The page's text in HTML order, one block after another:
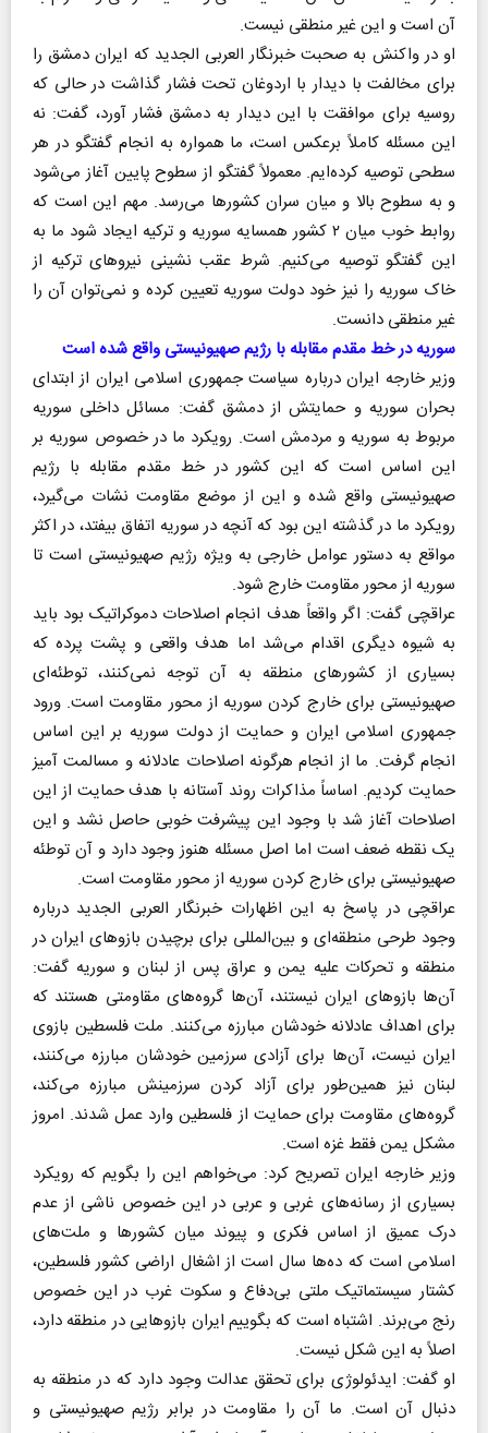
آن است و این غیر منطقی نیست.
او در واکنش به صحبت خبرنگار العربی الجدید که ایران دمشق را
برای مخالفت با دیدار با اردوغان تحت فشار گذاشت در حالی که
روسیه برای موافقت با این دیدار به دمشق فشار آورد، گفت: نه
این مسئله کاملاً برعکس است، ما همواره به انجام گفتگو در هر
سطحی توصیه کرده‌ایم. معمولاً گفتگو از سطوح پایین آغاز می‌شود
و به سطوح بالا و میان سران کشورها می‌رسد. مهم این است که
روابط خوب میان ۲ کشور همسایه سوریه و ترکیه ایجاد شود ما به
این گفتگو توصیه می‌کنیم. شرط عقب نشینی نیروهای ترکیه از
خاک سوریه را نیز خود دولت سوریه تعیین کرده و نمی‌توان آن را
غیر منطقی دانست.
سوریه در خط مقدم مقابله با رژیم صهیونیستی واقع شده است
وزیر خارجه ایران درباره سیاست جمهوری اسلامی ایران از ابتدای
بحران سوریه و حمایتش از دمشق گفت: مسائل داخلی سوریه
مربوط به سوریه و مردمش است. رویکرد ما در خصوص سوریه بر
این اساس است که این کشور در خط مقدم مقابله با رژیم
صهیونیستی واقع شده و این از موضع مقاومت نشات می‌گیرد،
رویکرد ما در گذشته این بود که آنچه در سوریه اتفاق بیفتد، در اکثر
مواقع به دستور عوامل خارجی به ویژه رژیم صهیونیستی است تا
سوریه از محور مقاومت خارج شود.
عراقچی گفت: اگر واقعاً هدف انجام اصلاحات دموکراتیک بود باید
به شیوه دیگری اقدام می‌شد اما هدف واقعی و پشت پرده که
بسیاری از کشورهای منطقه به آن توجه نمی‌کنند، توطئه‌ای
صهیونیستی برای خارج کردن سوریه از محور مقاومت است. ورود
جمهوری اسلامی ایران و حمایت از دولت سوریه بر این اساس
انجام گرفت. ما از انجام هرگونه اصلاحات عادلانه و مسالمت آمیز
حمایت کردیم. اساساً مذاکرات روند آستانه با هدف حمایت از این
اصلاحات آغاز شد با وجود این پیشرفت خوبی حاصل نشد و این
یک نقطه ضعف است اما اصل مسئله هنوز وجود دارد و آن توطئه
صهیونیستی برای خارج کردن سوریه از محور مقاومت است.
عراقچی در پاسخ به این اظهارات خبرنگار العربی الجدید درباره
وجود طرحی منطقه‌ای و بین‌المللی برای برچیدن بازوهای ایران در
منطقه و تحرکات علیه یمن و عراق پس از لبنان و سوریه گفت:
آن‌ها بازوهای ایران نیستند، آن‌ها گروه‌های مقاومتی هستند که
برای اهداف عادلانه خودشان مبارزه می‌کنند. ملت فلسطین بازوی
ایران نیست، آن‌ها برای آزادی سرزمین خودشان مبارزه می‌کنند،
لبنان نیز همین‌طور برای آزاد کردن سرزمینش مبارزه می‌کند،
گروه‌های مقاومت برای حمایت از فلسطین وارد عمل شدند. امروز
مشکل یمن فقط غزه است.
وزیر خارجه ایران تصریح کرد: می‌خواهم این را بگویم که رویکرد
بسیاری از رسانه‌های غربی و عربی در این خصوص ناشی از عدم
درک عمیق از اساس فکری و پیوند میان کشورها و ملت‌های
اسلامی است که ده‌ها سال است از اشغال اراضی کشور فلسطین،
کشتار سیستماتیک ملتی بی‌دفاع و سکوت غرب در این خصوص
رنج می‌برند. اشتباه است که بگوییم ایران بازوهایی در منطقه دارد،
اصلاً به این شکل نیست.
او گفت: ایدئولوژی برای تحقق عدالت وجود دارد که در منطقه به
دنبال آن است. ما آن را مقاومت در برابر رژیم صهیونیستی و